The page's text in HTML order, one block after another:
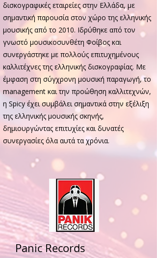
δισκογραφικές εταιρείες στην Ελλάδα, με
σημαντική παρουσία στον χώρο της ελληνικής
μουσικής από το 2010. Ιδρύθηκε από τον
γνωστό μουσικοσυνθέτη Φοίβος και
συνεργάστηκε με πολλούς επιτυχημένους
καλλιτέχνες της ελληνικής δισκογραφίας. Με
έμφαση στη σύγχρονη μουσική παραγωγή, το
management και την προώθηση καλλιτεχνών,
η Spicy έχει συμβάλει σημαντικά στην εξέλιξη
της ελληνικής μουσικής σκηνής,
δημιουργώντας επιτυχίες και δυνατές
συνεργασίες όλα αυτά τα χρόνια.
Panic Records